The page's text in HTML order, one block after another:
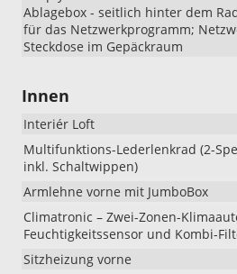
Ablagebox - seitlich hinter dem
für das Netzwerkprogramm;
Steckdose im Gepäckraum
Innen
Interiér Loft
Multifunktions-Lederlenkrad (2-
inkl. Schaltwippen)
Armlehne vorne mit JumboBox
Climatronic – Zwei-Zonen-
Feuchtigkeitssensor und Kombi-
Sitzheizung vorne